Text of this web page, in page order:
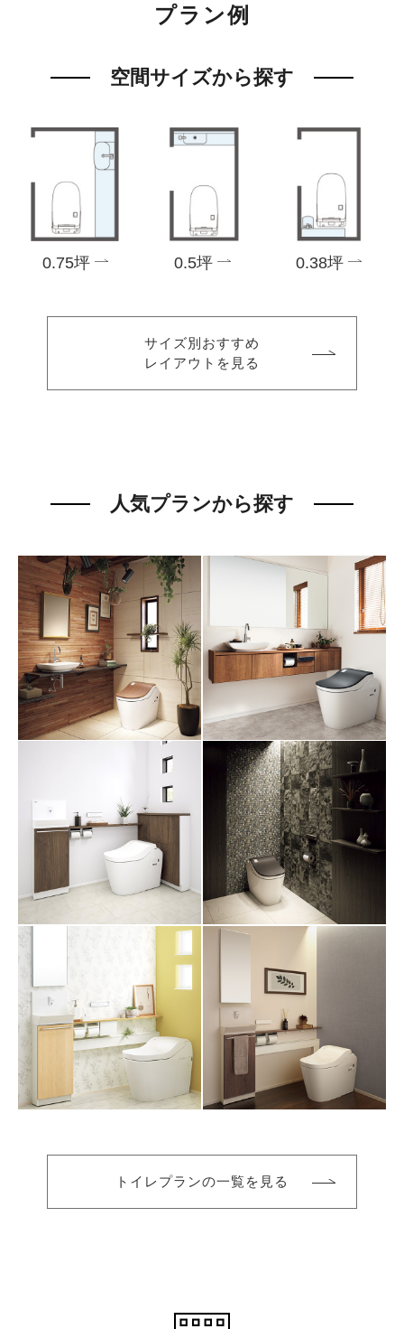
プラン例
空間サイズから探す
0.75坪 0.5坪 0.38坪
サイズ別おすすめ
レイアウトを見る
人気プランから探す
トイレプランの一覧を見る